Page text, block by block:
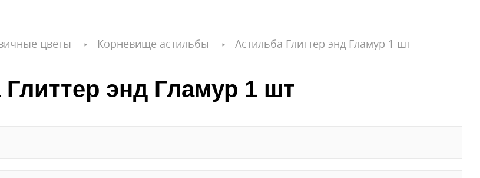
цветы Корневище астильбы Астильба Глиттер энд Гламур 1 шт
энд Гламур 1 шт